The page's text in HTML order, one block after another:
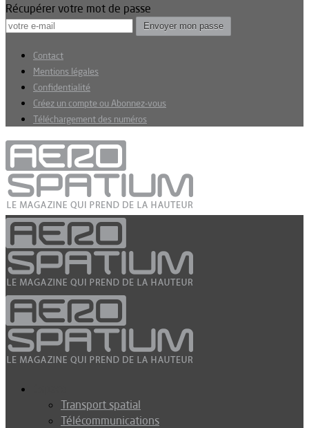
Récupérer votre mot de passe
Contact
Mentions légales
Confidentialité
Créez un compte ou Abonnez-vous
Téléchargement des numéros
Transport spatial
Télécommunications